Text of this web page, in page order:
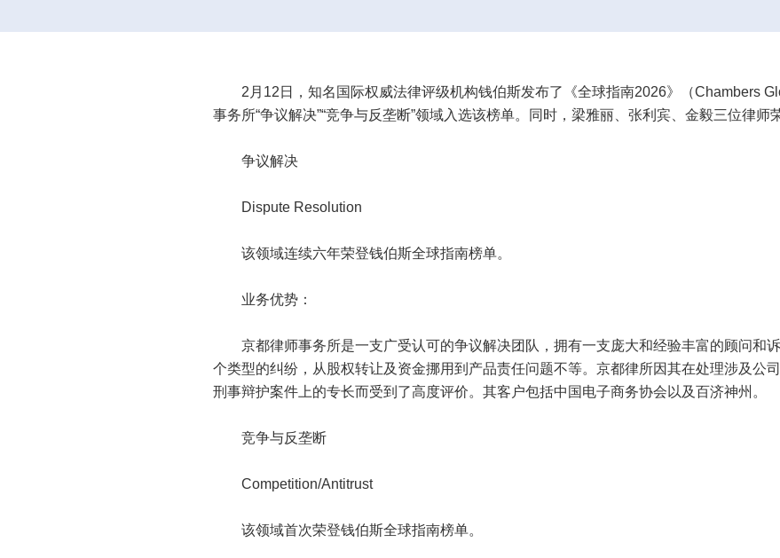
2月12日，知名国际权威法律评级机构钱伯斯发布了《全球指南2026》（Chambers
事务所“争议解决”“竞争与反垄断”领域入选该榜单。同时，梁雅丽、张利宾、金毅三位律师
争议解决
Dispute Resolution
该领域连续六年荣登钱伯斯全球指南榜单。
业务优势：
京都律师事务所是一支广受认可的争议解决团队，拥有一支庞大和经验丰富的顾问和
个类型的纠纷，从股权转让及资金挪用到产品责任问题不等。京都律所因其在处理涉及公
刑事辩护案件上的专长而受到了高度评价。其客户包括中国电子商务协会以及百济神州。
竞争与反垄断
Competition/Antitrust
该领域首次荣登钱伯斯全球指南榜单。